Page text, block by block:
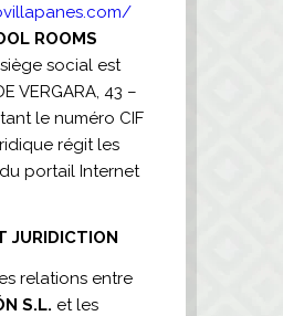
ROOMS
siège social est
VERGARA, 43 –
le numéro CIF
régit les
portail Internet
JURIDICTION
relations entre
S.L. et les